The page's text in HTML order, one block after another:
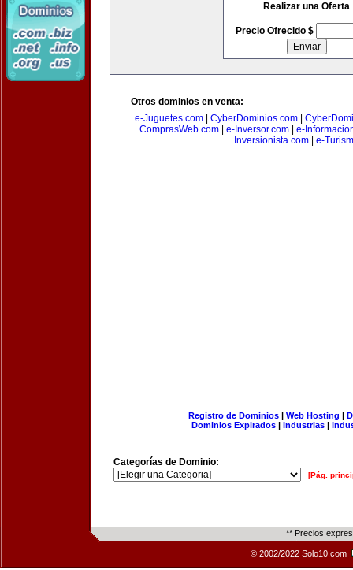
Realizar una Oferta
Precio Ofrecido $
Otros dominios en venta:
e-Juguetes.com| CyberDominios.com|
ComprasWeb.com
e-Inversor.com
e-
Inversionista.com| e-
Registro de Dominios| Web Hosting |
Dominios Expirados | Industrias |
Categorías de Dominio:
[Pág.
** Precios
© 2002/2022 Solo10.com